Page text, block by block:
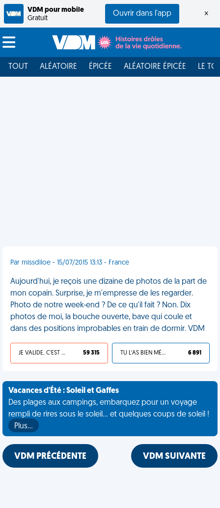
VDM pour mobile
Gratuit
Ouvrir dans l'app ×
TOUT ALÉATOIRE ÉPICÉE ALÉATOIRE ÉPICÉE LE
Par missdiloe - 15/07/2015 13:13 - France
Aujourd'hui, je reçois une dizaine de photos de la part de
mon copain. Surprise, je m'empresse de les regarder.
Photo de notre week-end ? De ce qu'il fait ? Non. Dix
photos de moi, la bouche ouverte, bave qui coule et
dans des positions improbables en train de dormir. VDM
JE VALIDE, C'EST UNE VDM 59 315 TU L'AS BIEN MÉRITÉ 6 891
Vacances d'Été : Soleil et Gaffes
Des plages aux campings, embarquez pour un voyage
rempli de rires sous le soleil... et quelques coups de soleil !
Plus…
VDM PRÉCÉDENTE VDM SUIVANTE